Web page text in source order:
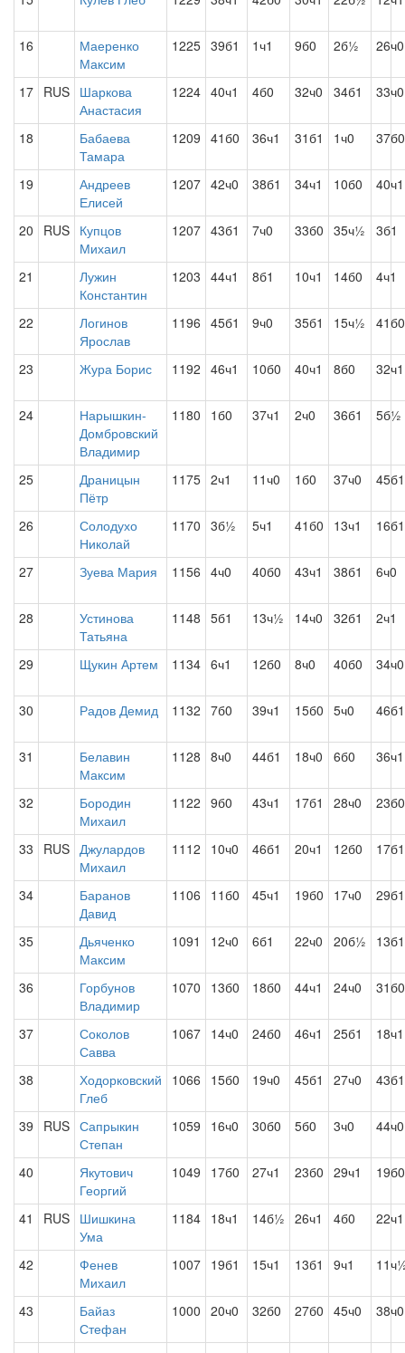
16
Маеренко
Максим
1225 39б1 1ч1 9б0 2б½ 26ч0
17 RUS Шаркова
Анастасия
1224 40ч1 4б0 32ч0 34б1 33ч0
18
Бабаева
Тамара
1209 41б0 36ч1 31б1 1ч0 37б0
19
Андреев
Елисей
1207 42ч0 38б1 34ч1 10б0 40ч1
20 RUS Купцов
Михаил
1207 43б1 7ч0 33б0 35ч½ 3б1
21
Лужин
Константин
1203 44ч1 8б1 10ч1 14б0 4ч1
22
Логинов
Ярослав
1196 45б1 9ч0 35б1 15ч½ 41б0
23 Жура Борис 1192 46ч1 10б0 40ч1 8б0 32ч1
24
Нарышкин-
Домбровский
Владимир
1180 1б0 37ч1 2ч0 36б1 5б½
25
Драницын
Пётр
1175 2ч1 11ч0 1б0 37ч0 45б1
26
Солодухо
Николай
1170 3б½ 5ч1 41б0 13ч1 16б1
27 Зуева Мария 1156 4ч0 40б0 43ч1 38б1 6ч0
28
Устинова
Татьяна
1148 5б1 13ч½ 14ч0 32б1 2ч1
29 Щукин Артем 1134 6ч1 12б0 8ч0 40б0 34ч0
30 Радов Демид 1132 7б0 39ч1 15б0 5ч0 46б1
31
Белавин
Максим
1128 8ч0 44б1 18ч0 6б0 36ч1
32
Бородин
Михаил
1122 9б0 43ч1 17б1 28ч0 23б0
33 RUS Джулардов
Михаил
1112 10ч0 46б1 20ч1 12б0 17б1
34
Баранов
Давид
1106 11б0 45ч1 19б0 17ч0 29б1
35
Дьяченко
Максим
1091 12ч0 6б1 22ч0 20б½ 13б1
36
Горбунов
Владимир
1070 13б0 18б0 44ч1 24ч0 31б0
37
Соколов
Савва
1067 14ч0 24б0 46ч1 25б1 18ч1
38
Ходорковский
Глеб
1066 15б0 19ч0 45б1 27ч0 43б1
39 RUS Сапрыкин
Степан
1059 16ч0 30б0 5б0 3ч0 44ч0
40
Якутович
Георгий
1049 17б0 27ч1 23б0 29ч1 19б0
41 RUS Шишкина
Ума
1184 18ч1 14б½ 26ч1 4б0 22ч1
42
Фенев
Михаил
1007 19б1 15ч1 13б1 9ч1
43
Байаз
Стефан
1000 20ч0 32б0 27б0 45ч0 38ч0